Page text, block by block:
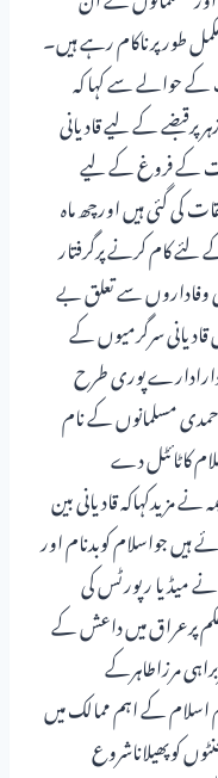
طورپرناکام رہے ہیں۔
کے حوالے سے کہا کہ
کے لیے قادیانی
کے فروغ کے لیے
کی گئی ہیں اورچھ ماہ
لئے کام کرنے پرگرفتار
وفاداروں سے تعلق بے
سرگرمیوں کے
پوری طرح
مسلمانوں کے نام
کاٹائٹل دے
مزیدکہاکہ قادیانی بین
ہیں جواسلام کوبدنام اور
میڈیا رپورٹس کی
حکم پرعراق میں داعش کے
مرزاطاہرکے
اسلام کے اہم ممالک میں
کوپھیلاناشروع